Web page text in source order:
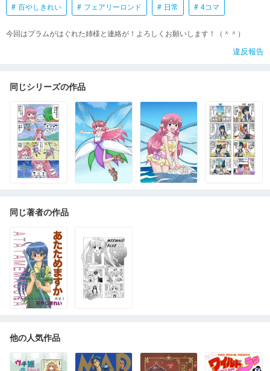
百やしきれい フェアリーロンド 日常 4コマ
今回はプラムがはぐれた姉様と連絡が！よろしくお願いします！（＾＾）
違反報告
同じシリーズの作品
同じ著者の作品
他の人気作品